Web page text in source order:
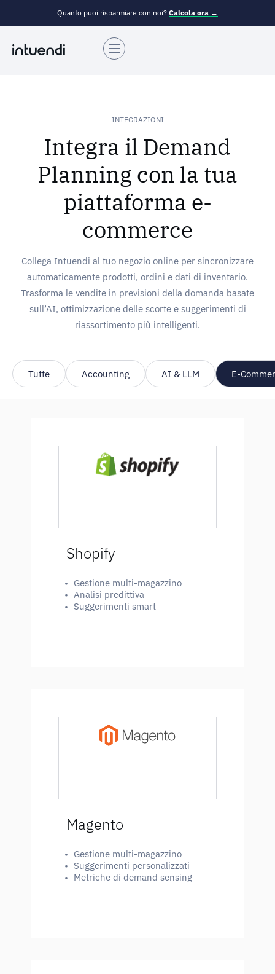
Quanto puoi risparmiare con noi? Calcola ora →
INTEGRAZIONI
Integra il Demand
Planning con la tua
piattaforma e-
commerce
Collega Intuendi al tuo negozio online per sincronizzare
automaticamente prodotti, ordini e dati di inventario.
Trasforma le vendite in previsioni della domanda basate
sull’AI, ottimizzazione delle scorte e suggerimenti di
riassortimento più intelligenti.
Tutte Accounting AI & LLM E-
Shopify
• Gestione multi-magazzino
• Analisi predittiva
• Suggerimenti smart
Magento
• Gestione multi-magazzino
• Suggerimenti personalizzati
• Metriche di demand sensing